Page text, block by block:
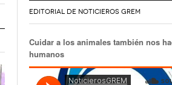
EDITORIAL DE NOTICIEROS GREM
Cuidar a los animales también nos
humanos